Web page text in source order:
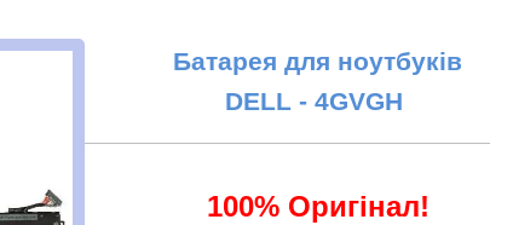
Батарея для ноутбуків
DELL - 4GVGH
100% Оригінал!